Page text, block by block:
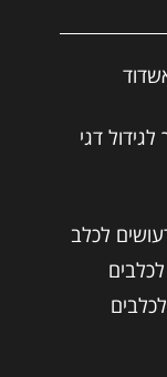
דגי
לכלב
לכלבים